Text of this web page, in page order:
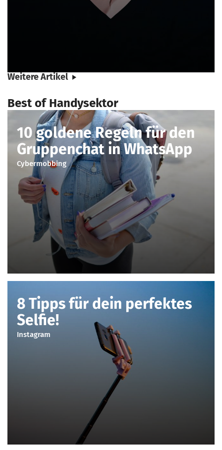
Weitere Artikel
Best of Handysektor
10 goldene Regeln für den
Gruppenchat in WhatsApp
Cybermobbing
8 Tipps für dein perfektes
Selfie!
Instagram